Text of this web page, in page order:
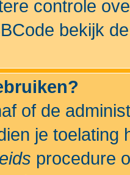
controle
bekijk
of de
je
procedure